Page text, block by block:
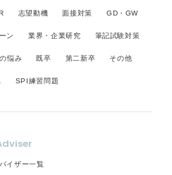
志望動機 面接対策 GD・GW
ン 業界・企業研究 筆記試験対策
悩み 既卒 第二新卒 その他
SPI練習問題
イザー一覧